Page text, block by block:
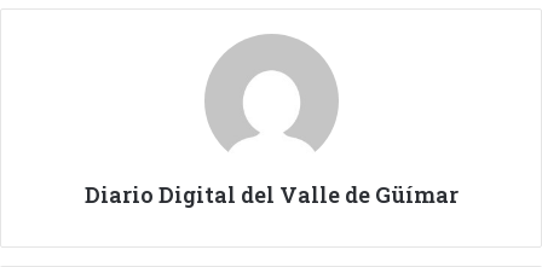
Diario Digital del Valle de Güímar